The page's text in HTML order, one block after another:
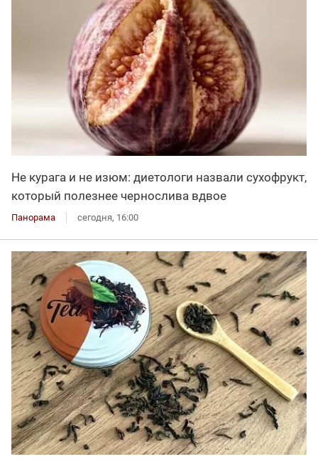
Не курага и не изюм: диетологи назвали сухофрукт,
который полезнее чернослива вдвое
Панорама сегодня, 16:00